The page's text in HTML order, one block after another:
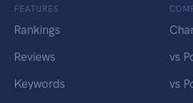
FEATURES
Rankings
Reviews
Keywords
vs
vs